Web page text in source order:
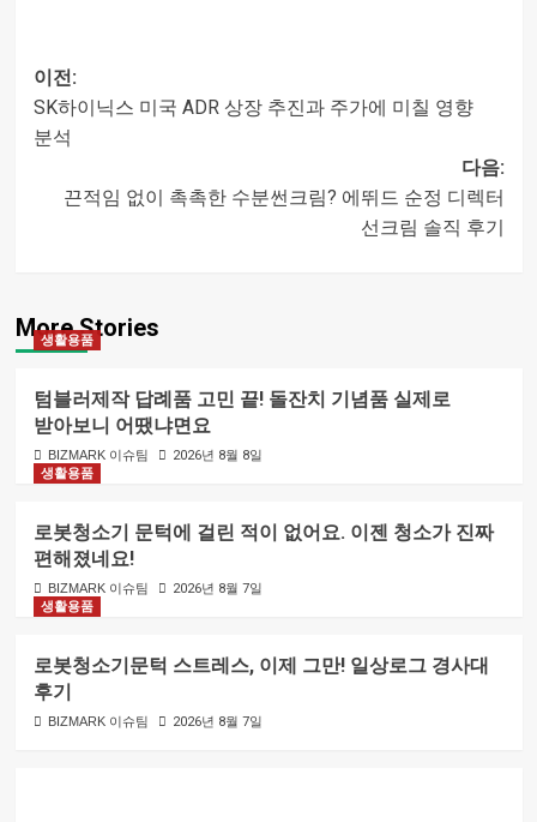
글
내비게이션
이전:
SK하이닉스 미국 ADR 상장 추진과 주가에 미칠 영향
분석
다음:
끈적임 없이 촉촉한 수분썬크림? 에뛰드 순정 디렉터
선크림 솔직 후기
More Stories
생활용품
텀블러제작 답례품 고민 끝! 돌잔치 기념품 실제로
받아보니 어땠냐면요
BIZMARK 이슈팀
2026년 8월 8일
생활용품
로봇청소기 문턱에 걸린 적이 없어요. 이젠 청소가 진짜
편해졌네요!
BIZMARK 이슈팀
2026년 8월 7일
생활용품
로봇청소기문턱 스트레스, 이제 그만! 일상로그 경사대
후기
BIZMARK 이슈팀 2026년 8월 7일